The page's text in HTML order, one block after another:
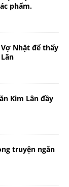
phẩm.
Nhặt để thấy
Kim Lân đầy
truyện ngắn